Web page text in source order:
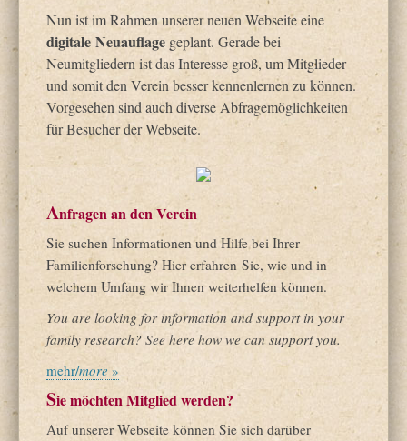
Nun ist im Rahmen unserer neuen Webseite eine
digitale Neuauflage geplant. Gerade bei
Neumitgliedern ist das Interesse groß, um Mitglieder
und somit den Verein besser kennenlernen zu können.
Vorgesehen sind auch diverse Abfragemöglichkeiten
für Besucher der Webseite.
Anfragen an den Verein
Sie suchen Informationen und Hilfe bei Ihrer
Familienforschung? Hier erfahren Sie, wie und in
welchem Umfang wir Ihnen weiterhelfen können.
You are looking for information and support in your
family research? See here how we can support you.
mehr/more »
Sie möchten Mitglied werden?
Auf unserer Webseite können Sie sich darüber